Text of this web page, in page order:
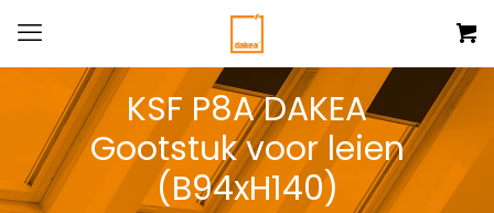
KSF P8A DAKEA
Gootstuk voor leien
(B94xH140)